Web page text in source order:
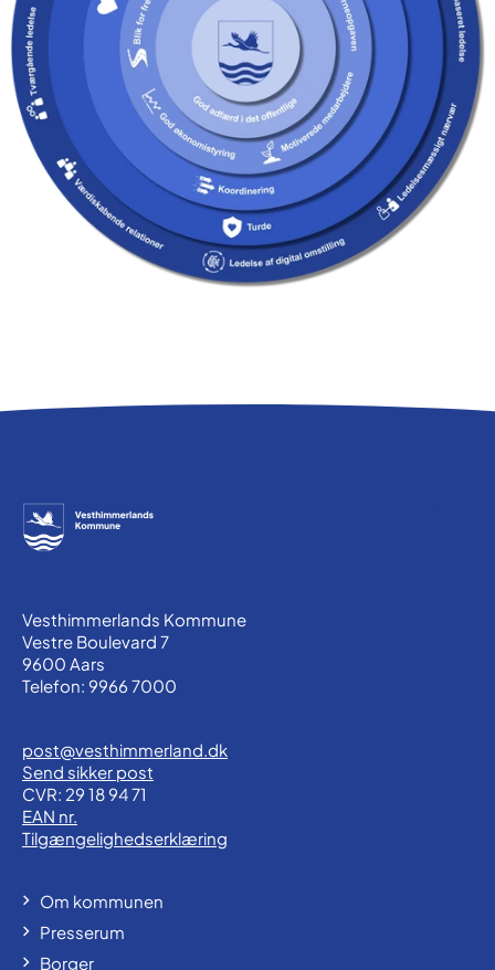
Vesthimmerlands Kommune
Vestre Boulevard 7
9600 Aars
Telefon: 9966 7000
post@vesthimmerland.dk
Send sikker post
CVR: 29 18 94 71
EAN nr.
Tilgængelighedserklæring
Om kommunen
Presserum
Borger